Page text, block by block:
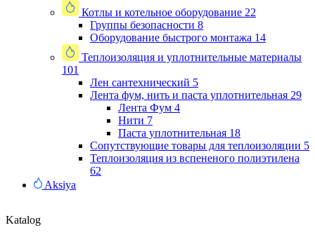
Котлы и котельное оборудование 22
Группы безопасности 8
Оборудование быстрого монтажа 14
Теплоизоляция и уплотнительные материалы
101
Лен сантехнический 5
Лента фум, нить и паста уплотнительная 29
Лента Фум 4
Нити 7
Паста уплотнительная 18
Сопутствующие товары для теплоизоляции 5
Теплоизоляция из вспененого полиэтилена
62
Aksiya
Katalog